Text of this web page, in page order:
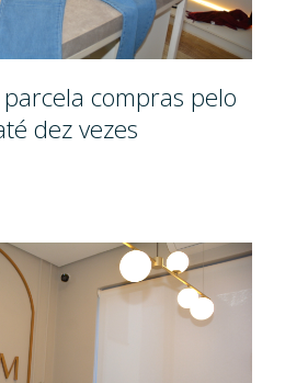
compras pelo
dez vezes